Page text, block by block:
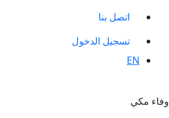
اتصل بنا
تسجيل الدخول
EN
وفاء مكي